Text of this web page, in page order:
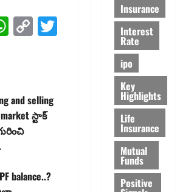
WhatsApp
Copy Twitter
and selling
స్టాక్
balance..?
Insurance
Interest
Rate
ipo
Key
Highlights
Life
Insurance
Mutual
Funds
Positive